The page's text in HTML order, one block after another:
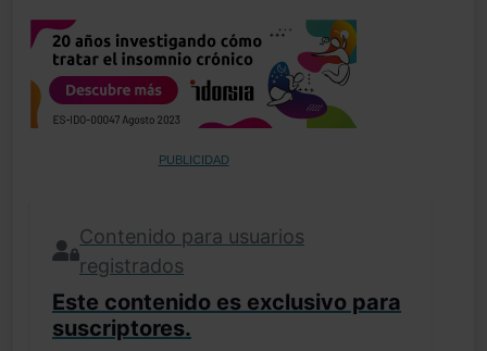
PUBLICIDAD
Contenido para usuarios
registrados
Este contenido es exclusivo para
suscriptores.